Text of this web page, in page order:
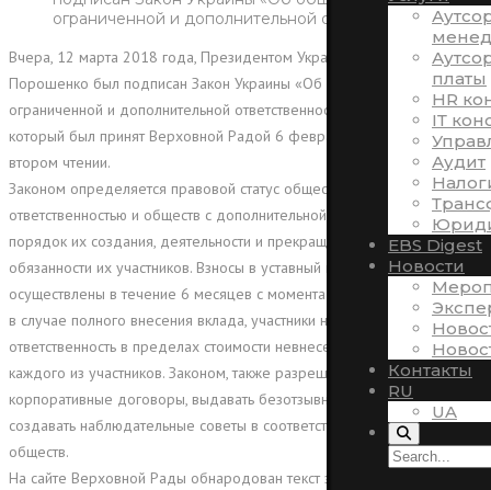
платы
HR
ІТ
Аудит
EBS Digest
Новости
Контакты
RU
UA
ограниченной и дополнительной ответственностью»
Вчера, 12 марта 2018 года, Президентом Украины Петром
Порошенко был подписан Закон Украины «Об
ограниченной и дополнительной ответственностью» (проект №4666),
который был принят Верховной Радой 6 февраля 2018 в повторном
втором чтении.
Законом определяется правовой статус обществ с ограниченной
ответственностью и обществ с дополнительной ответственностью,
порядок их создания, деятельности и прекращения, права и
обязанности их участников. Взносы в уставный капитал должны быть
осуществлены в течение 6 месяцев с момента создания общества и
в случае полного внесения вклада, участники несут солидарную
ответственность в пределах стоимости невнесенной части вклада
каждого из участников. Законом, также разрешается заключать
корпоративные договоры, выдавать безотзывные доверенности,
создавать наблюдательные советы в соответствии с уставами
обществ.
На сайте Верховной Рады обнародован текст законопроекта №4666